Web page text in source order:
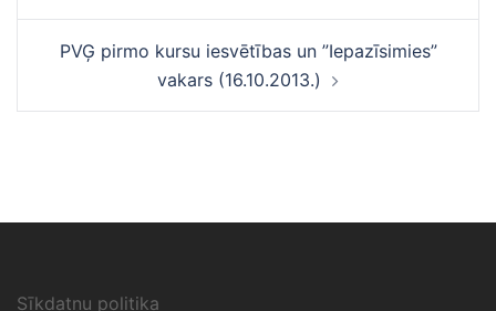
PVĢ pirmo kursu iesvētības un ”Iepazīsimies”
vakars (16.10.2013.)
Sīkdatņu politika